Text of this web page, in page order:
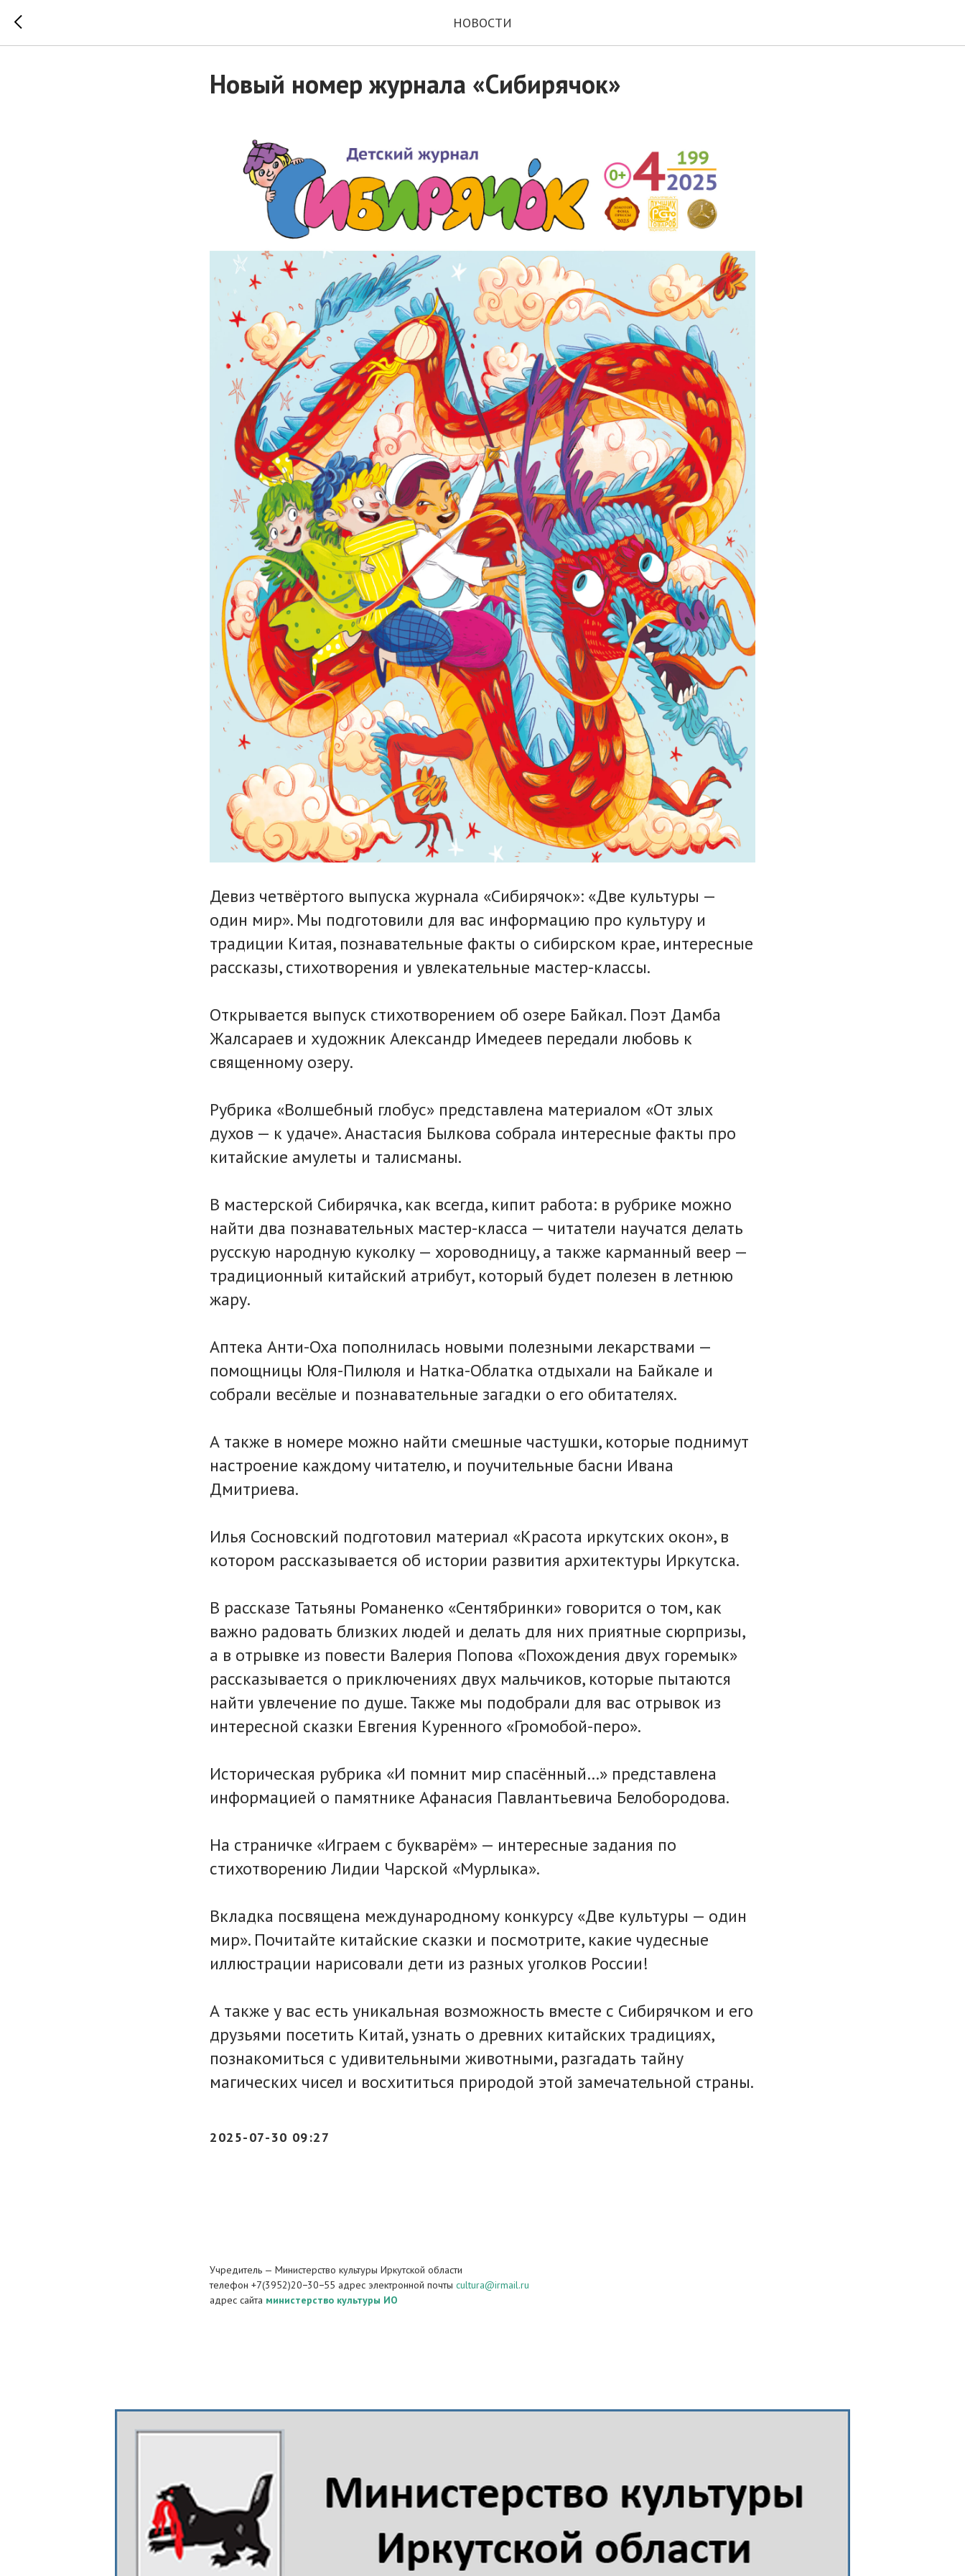
НОВОСТИ
Новый номер журнала «Сибирячок»
Девиз четвёртого выпуска журнала «Сибирячок»: «Две культуры —
один мир». Мы подготовили для вас информацию про культуру и
традиции Китая, познавательные факты о сибирском крае, интересные
рассказы, стихотворения и увлекательные мастер-классы.
Открывается выпуск стихотворением об озере Байкал. Поэт Дамба
Жалсараев и художник Александр Имедеев передали любовь к
священному озеру.
Рубрика «Волшебный глобус» представлена материалом «От злых
духов — к удаче». Анастасия Былкова собрала интересные факты про
китайские амулеты и талисманы.
В мастерской Сибирячка, как всегда, кипит работа: в рубрике можно
найти два познавательных мастер-класса — читатели научатся делать
русскую народную куколку — хороводницу, а также карманный веер —
традиционный китайский атрибут, который будет полезен в летнюю
жару.
Аптека Анти-Оха пополнилась новыми полезными лекарствами —
помощницы Юля-Пилюля и Натка-Облатка отдыхали на Байкале и
собрали весёлые и познавательные загадки о его обитателях.
А также в номере можно найти смешные частушки, которые поднимут
настроение каждому читателю, и поучительные басни Ивана
Дмитриева.
Илья Сосновский подготовил материал «Красота иркутских окон», в
котором рассказывается об истории развития архитектуры Иркутска.
В рассказе Татьяны Романенко «Сентябринки» говорится о том, как
важно радовать близких людей и делать для них приятные сюрпризы,
а в отрывке из повести Валерия Попова «Похождения двух горемык»
рассказывается о приключениях двух мальчиков, которые пытаются
найти увлечение по душе. Также мы подобрали для вас отрывок из
интересной сказки Евгения Куренного «Громобой-перо».
Историческая рубрика «И помнит мир спасённый…» представлена
информацией о памятнике Афанасия Павлантьевича Белобородова.
На страничке «Играем с букварём» — интересные задания по
стихотворению Лидии Чарской «Мурлыка».
Вкладка посвящена международному конкурсу «Две культуры — один
мир». Почитайте китайские сказки и посмотрите, какие чудесные
иллюстрации нарисовали дети из разных уголков России!
А также у вас есть уникальная возможность вместе с Сибирячком и его
друзьями посетить Китай, узнать о древних китайских традициях,
познакомиться с удивительными животными, разгадать тайну
магических чисел и восхититься природой этой замечательной страны.
2025-07-30 09:27
Учредитель — Министерство культуры Иркутской области
телефон +7(3952)20−30−55 адрес электронной почты cultura@irmail.ru
адрес сайта министерство культуры ИО